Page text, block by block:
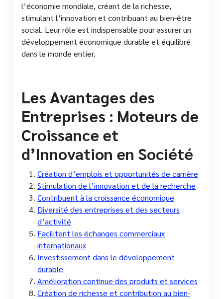
l’économie mondiale, créant de la richesse,
stimulant l’innovation et contribuant au bien-être
social. Leur rôle est indispensable pour assurer un
développement économique durable et équilibré
dans le monde entier.
Les Avantages des
Entreprises : Moteurs de
Croissance et
d’Innovation en Société
Création d’emplois et opportunités de carrière
Stimulation de l’innovation et de la recherche
Contribuent à la croissance économique
Diversité des entreprises et des secteurs
d’activité
Facilitent les échanges commerciaux
internationaux
Investissement dans le développement
durable
Amélioration continue des produits et services
Création de richesse et contribution au bien-